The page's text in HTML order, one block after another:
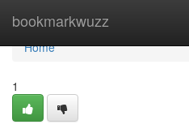
bookmarkwuzz
Home
Home
1